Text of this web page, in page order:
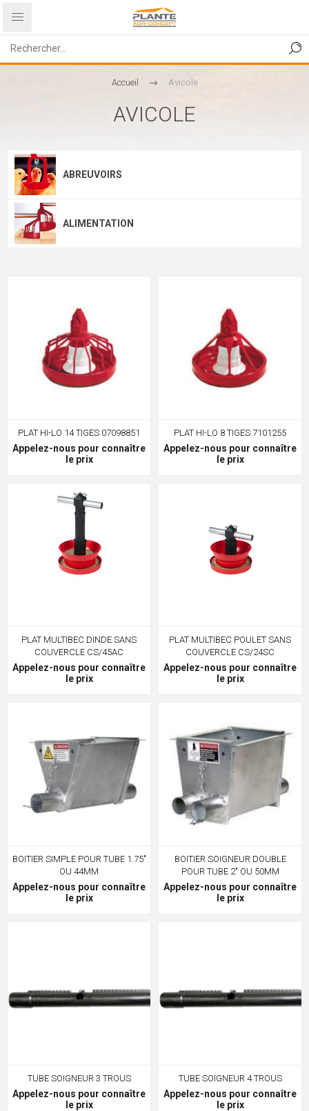
Accueil Avicole
AVICOLE
ABREUVOIRS
ALIMENTATION
PLAT HI-LO 14 TIGES 07098851
Appelez-nous pour connaître
le prix
PLAT HI-LO 8 TIGES 7101255
Appelez-nous pour connaître
le prix
PLAT MULTIBEC DINDE SANS
COUVERCLE CS/45AC
Appelez-nous pour connaître
le prix
PLAT MULTIBEC POULET SANS
COUVERCLE CS/24SC
Appelez-nous pour connaître
le prix
BOITIER SIMPLE POUR TUBE 1.75"
OU 44MM
Appelez-nous pour connaître
le prix
BOITIER SOIGNEUR DOUBLE
POUR TUBE 2" OU 50MM
Appelez-nous pour connaître
le prix
TUBE SOIGNEUR 3 TROUS
Appelez-nous pour connaître
le prix
TUBE SOIGNEUR 4 TROUS
Appelez-nous pour connaître
le prix